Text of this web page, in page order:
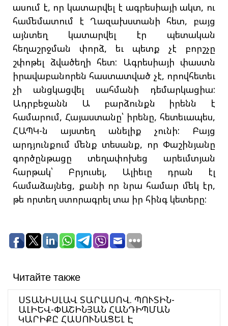
ասում է, որ կատարվել է ագրեսիայի ակտ, ու
համեմատում է Ղազախստանի հետ, բայց
այնտեղ կատարվել էր պետական
հեղաշրջման փորձ, եւ պետք չէ բորշչը
շփոթել ձվածեղի հետ: Ագրեսիայի փաստն
իրավաբանորեն հաստատված չէ, որովհետեւ
չի անցկացվել սահմանի դեմարկացիա:
Ադրբեջանն Ա բարձունքն իրենն է
համարում, Հայաստանը՝ իրենը, հետեւապես,
ՀԱՊԿ-ն այստեղ անելիք չունի: Բայց
արդյունքում մենք տեսանք, որ Փաշինյանը
գործընթացը տեղափոխեց արեւմտյան
հարթակ՝ Բրյուսել, Ալիեւը դրան էլ
համաձայնեց, քանի որ նրա համար մեկ էր,
թե որտեղ ստորագրել տա իր հինգ կետերը:
Читайте также
ՍՏԱՆԻՍԼԱՎ ՏԱՐԱՍՈՎ. ՊՈՒՏԻՆ-
ԱԼԻԵՎ-ՓԱՇԻՆՅԱՆ ՀԱՆԴԻՊՄԱՆ
ԿԱՐԻՔԸ ՀԱՍՈՒՆԱՑԵԼ Է